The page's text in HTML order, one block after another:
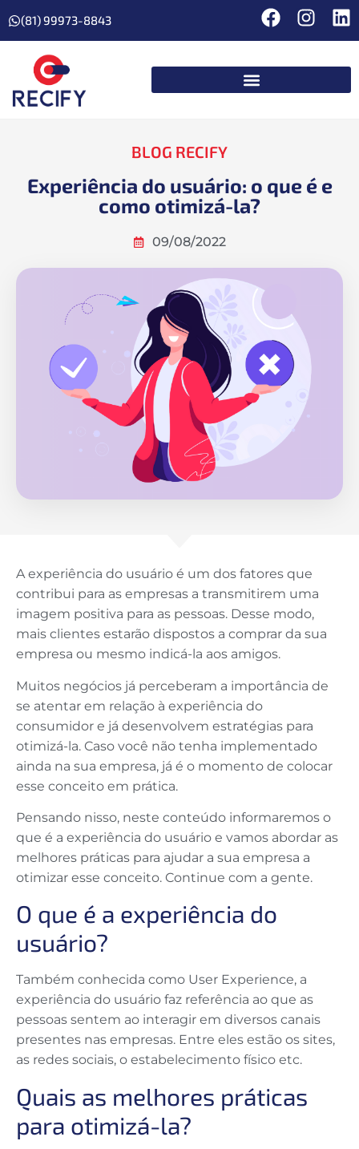
(81) 99973-8843
BLOG RECIFY
Experiência do usuário: o que é e
como otimizá-la?
09/08/2022
A experiência do usuário é um dos fatores que
contribui para as empresas a transmitirem uma
imagem positiva para as pessoas. Desse modo,
mais clientes estarão dispostos a comprar da sua
empresa ou mesmo indicá-la aos amigos.
Muitos negócios já perceberam a importância de
se atentar em relação à experiência do
consumidor e já desenvolvem estratégias para
otimizá-la. Caso você não tenha implementado
ainda na sua empresa, já é o momento de colocar
esse conceito em prática.
Pensando nisso, neste conteúdo informaremos o
que é a experiência do usuário e vamos abordar as
melhores práticas para ajudar a sua empresa a
otimizar esse conceito. Continue com a gente.
O que é a experiência do
usuário?
Também conhecida como User Experience, a
experiência do usuário faz referência ao que as
pessoas sentem ao interagir em diversos canais
presentes nas empresas. Entre eles estão os sites,
as redes sociais, o estabelecimento físico etc.
Quais as melhores práticas
para otimizá-la?